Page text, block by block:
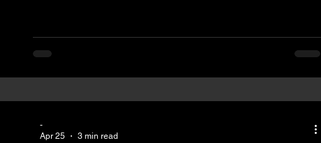
טקסטים, תמונות, צילומי מסך, סרטונים, גרפיקה, עיצובים,
קבצים להורדה, תוכן האתר וחומרים יצירתיים אחרים שנוצרו על
-
Apr 25
3 min read